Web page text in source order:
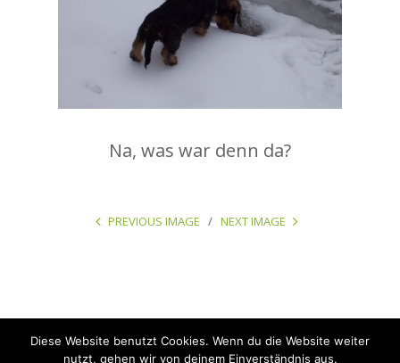
Na, was war denn da?
PREVIOUS IMAGE NEXT IMAGE
Copyright © 2026 Design: Julia Hy | design.photo.pr | Texte & Fotos: Marie-
Diese Website benutzt Cookies. Wenn du die Website weiter
nutzt, gehen wir von deinem Einverständnis aus.